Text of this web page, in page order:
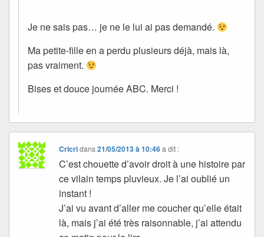
Je ne sais pas… je ne le lui ai pas demandé.
Ma petite-fille en a perdu plusieurs déjà, mais là,
pas vraiment.
Bises et douce journée ABC. Merci !
Cricridans21/05/2013 à 10:46 a dit :
C’est chouette d’avoir droit à une histoire par
ce vilain temps pluvieux. Je l’ai oublié un
instant !
J’ai vu avant d’aller me coucher qu’elle était
là, mais j’ai été très raisonnable, j’ai attendu